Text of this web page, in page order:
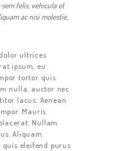
felis, vehicula et
ac nisi molestie,
ultrices
ipsum, eu
tortor quis
nulla, auctor nec
lacus. Aenean
Mauris
Nullam
Aliquam
eleifend purus